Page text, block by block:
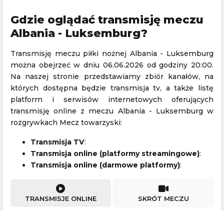
Gdzie oglądać transmisję meczu
Albania - Luksemburg?
Transmisję meczu piłki nożnej Albania - Luksemburg
można obejrzeć w dniu 06.06.2026 od godziny 20:00.
Na naszej stronie przedstawiamy zbiór kanałów, na
których dostępna będzie transmisja tv, a także listę
platform i serwisów internetowych oferujących
transmisję online z meczu Albania - Luksemburg w
rozgrywkach Mecz towarzyski:
Transmisja TV:
Transmisja online (platformy streamingowe):
Transmisja online (darmowe platformy):
TRANSMISJE ONLINE SKRÓT MECZU